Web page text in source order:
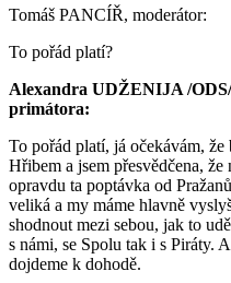
Tomáš PANCÍŘ, moderátor:
To pořád platí?
Alexandra UDŽENIJA /
primátora:
To pořád platí, já očekávám, že
Hřibem a jsem přesvědčena,
opravdu ta poptávka od
veliká a my máme hlavně
shodnout mezi sebou, jak to
s námi, se Spolu tak i s Piráty.
dojdeme k dohodě.